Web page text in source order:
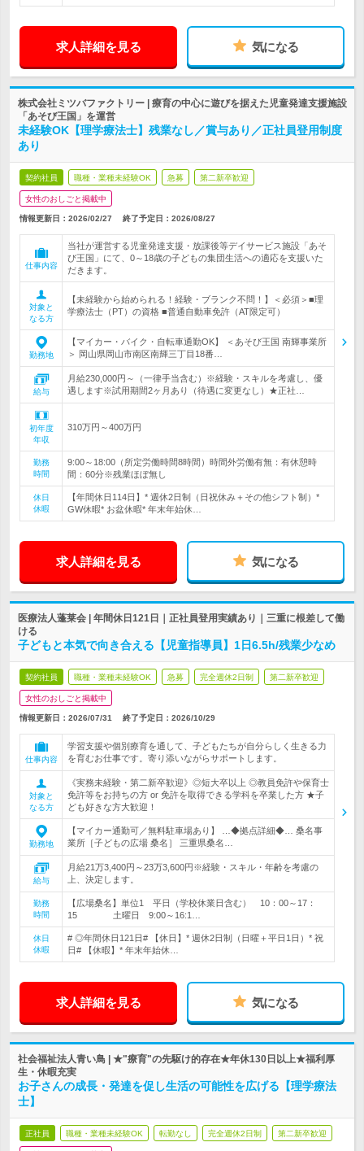
求人詳細を見る 気になる
株式会社ミツバファクトリー | 療育の中心に遊びを据えた児童発達支援施設
「あそび王国」を運営
未経験OK【理学療法士】残業なし／賞与あり／正社員登用制度
あり
契約社員 職種・業種未経験OK 急募 第二新卒歓迎
女性のおしごと掲載中
情報更新日：2026/02/27 終了予定日： 2026/08/27
仕事内容
当社が運営する児童発達支援・放課後等デイサービス施設「あそ
び王国」にて、0～18歳の子どもの集団生活への適応を支援いた
だきます。
対象と
なる方
【未経験から始められる！経験・ブランク不問！】＜必須＞■理
学療法士（PT）の資格 ■普通自動車免許（AT限定可）
勤務地
【マイカー・バイク・自転車通勤OK】 ＜あそび王国 南輝事業所
＞ 岡山県岡山市南区南輝三丁目18番…
給与
月給230,000円～（一律手当含む）※経験・スキルを考慮し、優
遇します※試用期間2ヶ月あり（待遇に変更なし）★正社…
初年度
年収
310万円～400万円
勤務
時間
9:00～18:00（所定労働時間8時間）時間外労働有無：有休憩時
間：60分※残業ほぼ無し
休日
休暇
【年間休日114日】* 週休2日制（日祝休み＋その他シフト制）*
GW休暇* お盆休暇* 年末年始休…
求人詳細を見る 気になる
医療法人蓬莱会 | 年間休日121日｜正社員登用実績あり｜三重に根差して働
ける
子どもと本気で向き合える【児童指導員】1日6.5h/残業少なめ
契約社員 職種・業種未経験OK 急募 完全週休2日制 第二新卒歓迎
女性のおしごと掲載中
情報更新日：2026/07/31 終了予定日： 2026/10/29
仕事内容
学習支援や個別療育を通して、子どもたちが自分らしく生きる力
を育むお仕事です。寄り添いながらサポートします。
対象と
なる方
《実務未経験・第二新卒歓迎》◎短大卒以上 ◎教員免許や保育士
免許等をお持ちの方 or 免許を取得できる学科を卒業した方 ★子
ども好きな方大歓迎！
勤務地
【マイカー通勤可／無料駐車場あり】 …◆拠点詳細◆… 桑名事
業所［子どもの広場 桑名］ 三重県桑名…
給与
月給21万3,400円～23万3,600円※経験・スキル・年齢を考慮の
上、決定します。
勤務
時間
【広場桑名】単位1 平日（学校休業日含む） 10：00～17：
15 土曜日 9:00～16:1…
休日
休暇
# ◎年間休日121日# 【休日】* 週休2日制（日曜＋平日1日）* 祝
日# 【休暇】* 年末年始休…
求人詳細を見る 気になる
社会福祉法人青い鳥 | ★"療育"の先駆け的存在★年休130日以上★福利厚
生・休暇充実
お子さんの成長・発達を促し生活の可能性を広げる【理学療法
士】
正社員 職種・業種未経験OK 転勤なし 完全週休2日制 第二新卒歓迎